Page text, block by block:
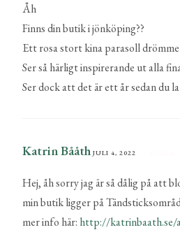
Åh
Finns din butik i jönköping??
Ett rosa stort kina parasoll
Ser så härligt inspirerande ut alla
Ser dock att det är ett år sedan du
Katrin Bååth JULI 4, 2022
Hej, åh sorry jag är så dålig på att
min butik ligger på
mer info här: http://katrinbaath.se/